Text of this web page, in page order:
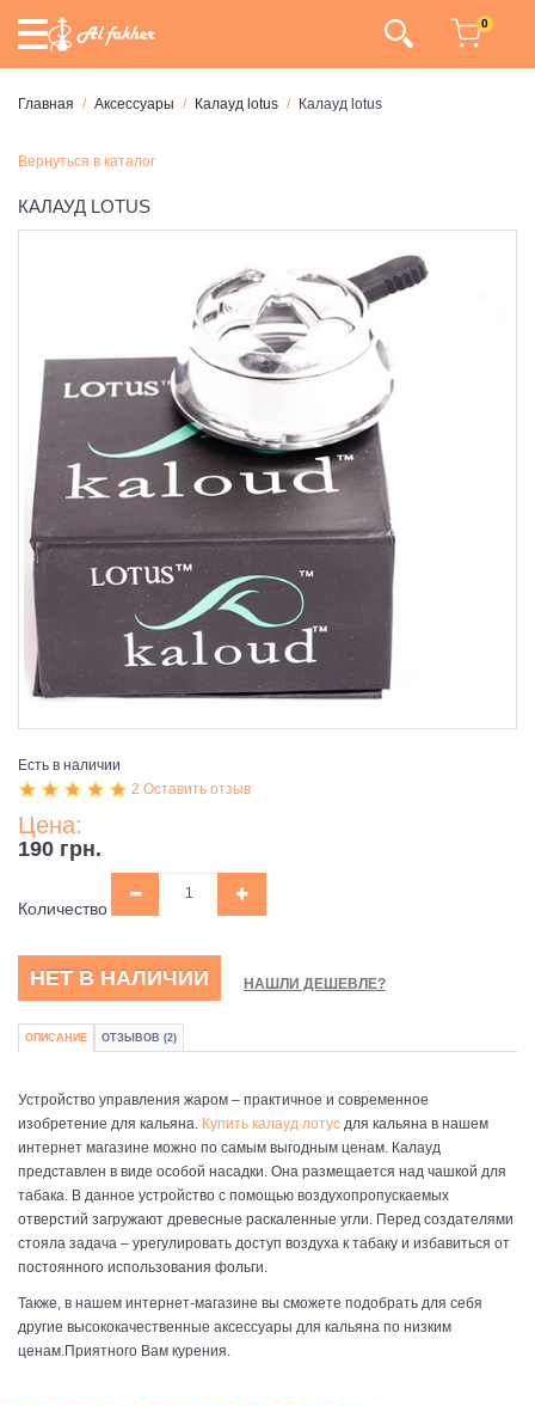
0
Главная Аксессуары Калауд lotus Калауд lotus
Вернуться в каталог
КАЛАУД LOTUS
Есть в наличии
2 Оставить отзыв
Цена:
190 грн.
Количество
НЕТ В НАЛИЧИИ НАШЛИ ДЕШЕВЛЕ?
ОПИСАНИЕ ОТЗЫВОВ (2)
Устройство управления жаром – практичное и современное
изобретение для кальяна. Купить калауд лотус для кальяна в нашем
интернет магазине можно по самым выгодным ценам. Калауд
представлен в виде особой насадки. Она размещается над чашкой для
табака. В данное устройство с помощью воздухопропускаемых
отверстий загружают древесные раскаленные угли. Перед создателями
стояла задача – урегулировать доступ воздуха к табаку и избавиться от
постоянного использования фольги.
Также, в нашем интернет-магазине вы сможете подобрать для себя
другие высококачественные аксессуары для кальяна по низким
ценам.Приятного Вам курения.